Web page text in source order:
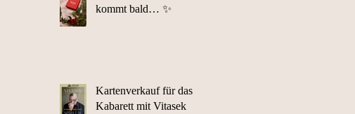
kommt bald… ✨
Kartenverkauf für das
Kabarett mit Vitasek